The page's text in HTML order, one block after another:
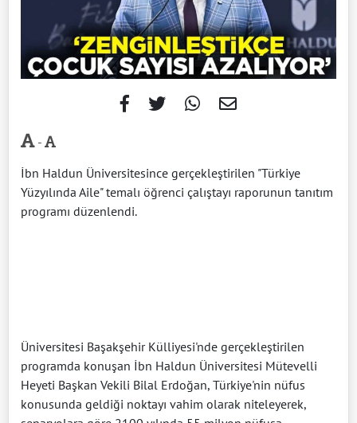
-
İbn Haldun Üniversitesince gerçekleştirilen "Türkiye
Yüzyılında Aile" temalı öğrenci çalıştayı raporunun tanıtım
programı düzenlendi.
Üniversitesi Başakşehir Külliyesi'nde gerçekleştirilen
programda konuşan İbn Haldun Üniversitesi Mütevelli
Heyeti Başkan Vekili Bilal Erdoğan, Türkiye'nin nüfus
konusunda geldiği noktayı vahim olarak niteleyerek,